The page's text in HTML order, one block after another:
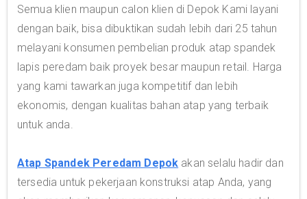
Semua klien maupun calon klien di Depok Kami layani
dengan baik, bisa dibuktikan sudah lebih dari 25 tahun
melayani konsumen pembelian produk atap spandek
lapis peredam baik proyek besar maupun retail. Harga
yang kami tawarkan juga kompetitif dan lebih
ekonomis, dengan kualitas bahan atap yang terbaik
untuk anda.
Atap Spandek Peredam Depok akan selalu hadir dan
tersedia untuk pekerjaan konstruksi atap Anda, yang